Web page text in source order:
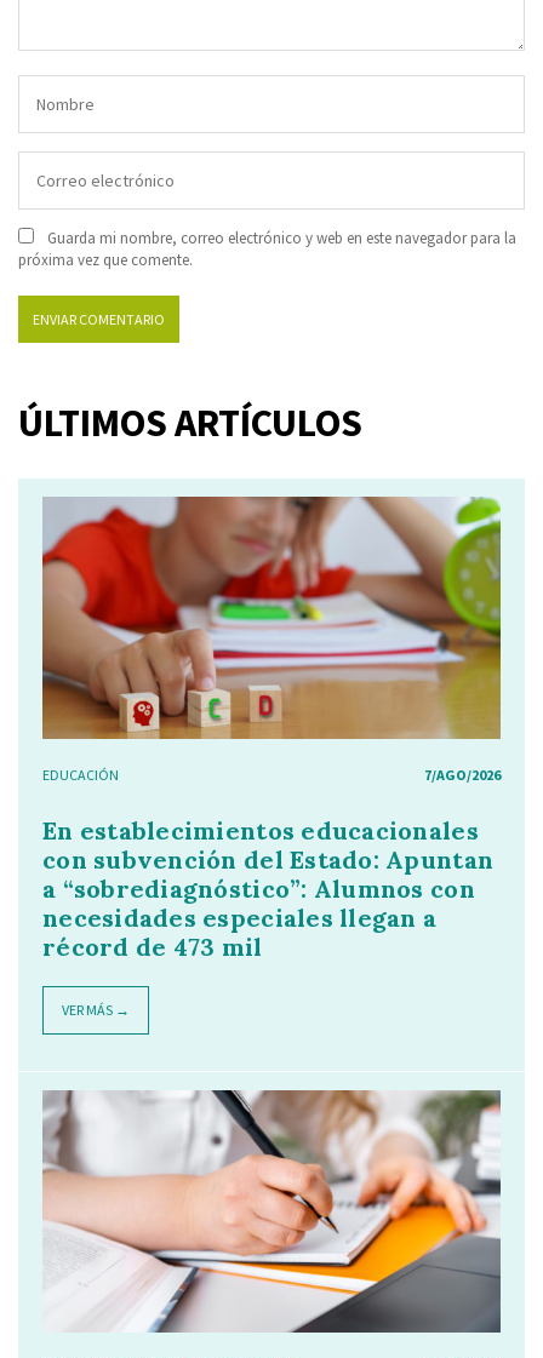
Guarda mi nombre, correo electrónico y web en este navegador para la
próxima vez que comente.
ÚLTIMOS ARTÍCULOS
EDUCACIÓN 7/AGO/2026
En establecimientos educacionales
con subvención del Estado: Apuntan
a “sobrediagnóstico”: Alumnos con
necesidades especiales llegan a
récord de 473 mil
VER MÁS →